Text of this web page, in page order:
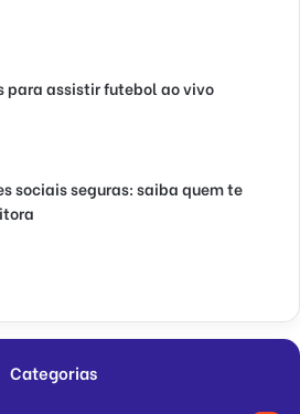
para assistir futebol ao vivo
sociais seguras: saiba quem te
Categorias